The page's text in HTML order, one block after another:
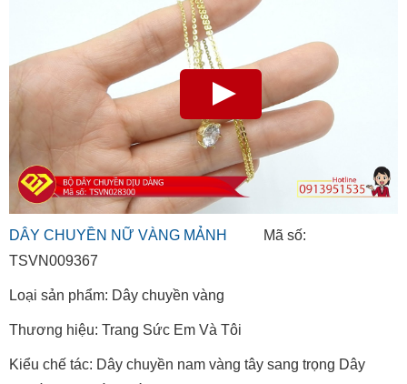
DÂY CHUYỀN NỮ VÀNG MẢNH
Mã số:
TSVN009367
Loại sản phẩm: Dây chuyền vàng
Thương hiệu: Trang Sức Em Và Tôi
Kiểu chế tác: Dây chuyền nam vàng tây sang trọng Dây